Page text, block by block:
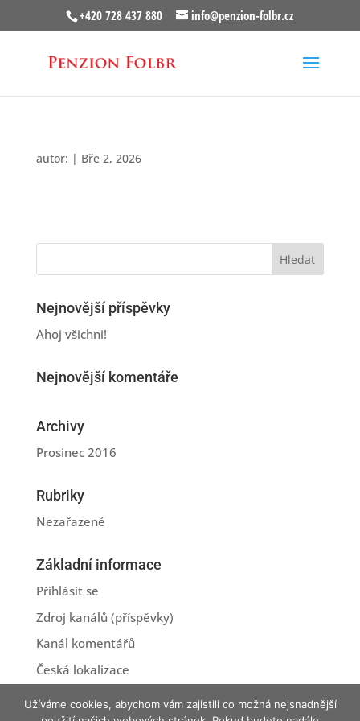
+420 728 437 880 info@penzion-folbr.cz
autor: | Bře 2, 2026
Nejnovější příspěvky
Ahoj všichni!
Nejnovější komentáře
Archivy
Prosinec 2016
Rubriky
Nezařazené
Základní informace
Přihlásit se
Zdroj kanálů (příspěvky)
Kanál komentářů
Česká lokalizace
Užíváme cookies, abychom vám zajistili co možná nejsnadnější